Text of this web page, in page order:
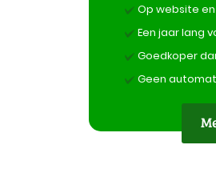
Op website
Een jaar lang
Goedkoper
Geen